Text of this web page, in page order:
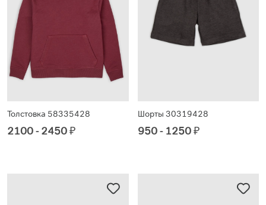
Толстовка 58335428
2100 - 2450₽
Шорты 30319428
950 - 1250₽